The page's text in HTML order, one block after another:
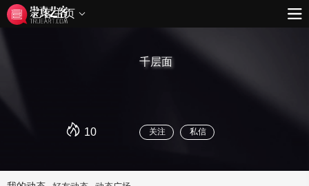
艺客主页
10
千层面
关注 私信